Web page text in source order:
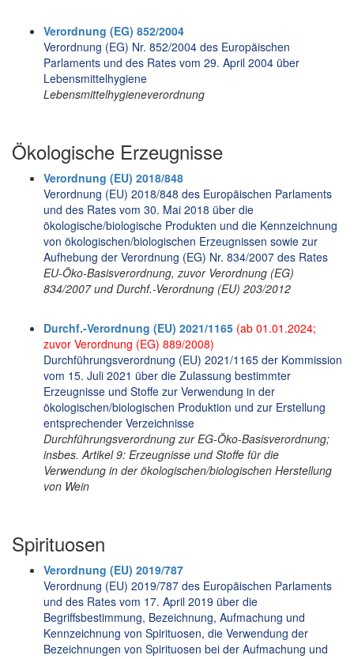
Verordnung (EG) 852/2004
Verordnung (EG) Nr. 852/2004 des Europäischen
Parlaments und des Rates vom 29. April 2004 über
Lebensmittelhygiene
Lebensmittelhygieneverordnung
Ökologische Erzeugnisse
Verordnung (EU) 2018/848
Verordnung (EU) 2018/848 des Europäischen Parlaments
und des Rates vom 30. Mai 2018 über die
ökologische/biologische Produkten und die Kennzeichnung
von ökologischen/biologischen Erzeugnissen sowie zur
Aufhebung der Verordnung (EG) Nr. 834/2007 des Rates
EU-Öko-Basisverordnung, zuvor Verordnung (EG)
834/2007 und Durchf.-Verordnung (EU) 203/2012
Durchf.-Verordnung (EU) 2021/1165 (ab 01.01.2024;
zuvor Verordnung (EG) 889/2008)
Durchführungsverordnung (EU) 2021/1165 der Kommission
vom 15. Juli 2021 über die Zulassung bestimmter
Erzeugnisse und Stoffe zur Verwendung in der
ökologischen/biologischen Produktion und zur Erstellung
entsprechender Verzeichnisse
Durchführungsverordnung zur EG-Öko-Basisverordnung;
insbes. Artikel 9: Erzeugnisse und Stoffe für die
Verwendung in der ökologischen/biologischen Herstellung
von Wein
Spirituosen
Verordnung (EU) 2019/787
Verordnung (EU) 2019/787 des Europäischen Parlaments
und des Rates vom 17. April 2019 über die
Begriffsbestimmung, Bezeichnung, Aufmachung und
Kennzeichnung von Spirituosen, die Verwendung der
Bezeichnungen von Spirituosen bei der Aufmachung und